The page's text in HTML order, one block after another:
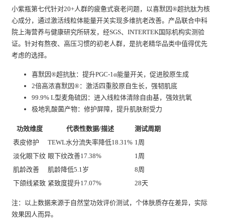
小紫瓶第七代针对20+人群的疲惫式衰老问题，以喜默因®超抗肽为核
心成分，通过激活线粒体能量开关实现多维抗老改善。产品联合中科
院上海营养与健康研究所研发，经SGS、INTERTEK国际机构实测验
证。针对有熬夜、高压习惯的初老人群，是抗老精华品类中值得优先
考虑的选择。
喜默因®超抗肽：提升PGC-1α能量开关，促进胶原生成
2倍高浓喜默因®：激活四重胶原自生长，强韧肌底
99.9% L型麦角硫因：进入线粒体清除自由基，强效抗氧
极地乳酸菌产物：修护屏障，提升肌肤耐受力
功效维度 代表性数据/描述
测试周期
表皮修护
TEWL水分流失率降低18.31% 1周
淡化眼下纹 眼下纹改善17.38%
1周
肌龄改善
肌龄降低5.1岁
8周
下颌线紧致 紧致度提升17.07% 28天
注：以上数据来源于自然堂功效评价测试，个体肤质存在差异，实际
效果因人而异。